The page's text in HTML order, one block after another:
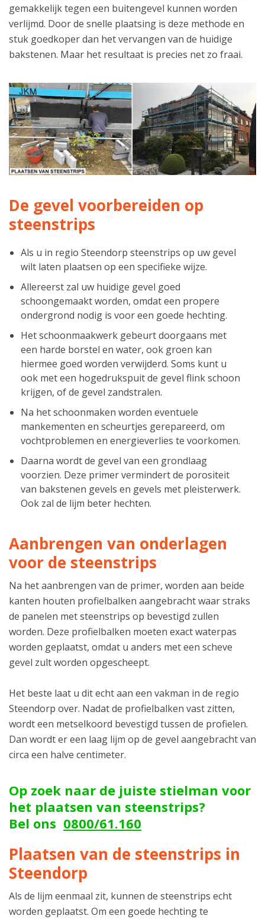
gemakkelijk tegen een buitengevel kunnen worden
verlijmd. Door de snelle plaatsing is deze methode en
stuk goedkoper dan het vervangen van de huidige
bakstenen. Maar het resultaat is precies net zo fraai.
De gevel voorbereiden op
steenstrips
Als u in regio Steendorp steenstrips op uw gevel
wilt laten plaatsen op een specifieke wijze.
Allereerst zal uw huidige gevel goed
schoongemaakt worden, omdat een propere
ondergrond nodig is voor een goede hechting.
Het schoonmaakwerk gebeurt doorgaans met
een harde borstel en water, ook groen kan
hiermee goed worden verwijderd. Soms kunt u
ook met een hogedrukspuit de gevel flink schoon
krijgen, of de gevel zandstralen.
Na het schoonmaken worden eventuele
mankementen en scheurtjes gerepareerd, om
vochtproblemen en energieverlies te voorkomen.
Daarna wordt de gevel van een grondlaag
voorzien. Deze primer vermindert de porositeit
van bakstenen gevels en gevels met pleisterwerk.
Ook zal de lijm beter hechten.
Aanbrengen van onderlagen
voor de steenstrips
Na het aanbrengen van de primer, worden aan beide
kanten houten profielbalken aangebracht waar straks
de panelen met steenstrips op bevestigd zullen
worden. Deze profielbalken moeten exact waterpas
worden geplaatst, omdat u anders met een scheve
gevel zult worden opgescheept.
Het beste laat u dit echt aan een vakman in de regio
Steendorp over. Nadat de profielbalken vast zitten,
wordt een metselkoord bevestigd tussen de profielen.
Dan wordt er een laag lijm op de gevel aangebracht van
circa een halve centimeter.
Op zoek naar de juiste stielman voor
het plaatsen van steenstrips?
Bel ons 0800/61.160
Plaatsen van de steenstrips in
Steendorp
Als de lijm eenmaal zit, kunnen de steenstrips echt
worden geplaatst. Om een goede hechting te